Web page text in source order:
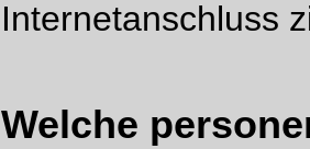
Welche